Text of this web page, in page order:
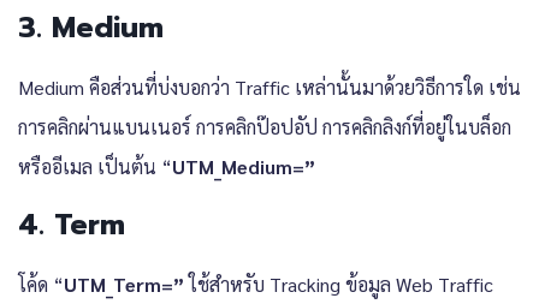
3. Medium
Medium คือส่วนที่บ่งบอกว่า Traffic เหล่านั้นมาด้วยวิธีการใด เช่น
การคลิกผ่านแบนเนอร์ การคลิกป๊อปอัป การคลิกลิงก์ที่อยู่ในบล็อก
หรืออีเมล เป็นต้น “UTM_Medium=”
4. Term
โค้ด “UTM_Term=”ใช้สำหรับ Tracking ข้อมูล Web Traffic